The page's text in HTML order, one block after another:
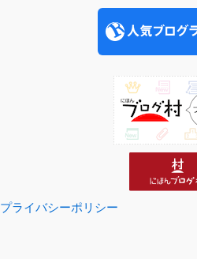
プライバシーポリシー